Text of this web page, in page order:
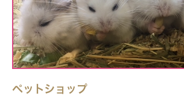
ペットショップ